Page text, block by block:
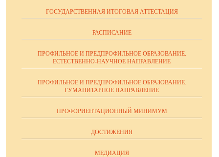
ГОСУДАРСТВЕННАЯ ИТОГОВАЯ АТТЕСТАЦИЯ
РАСПИСАНИЕ
ПРОФИЛЬНОЕ И ПРЕДПРОФИЛЬНОЕ ОБРАЗОВАНИЕ.
ЕСТЕСТВЕННО-НАУЧНОЕ НАПРАВЛЕНИЕ
ПРОФИЛЬНОЕ И ПРЕДПРОФИЛЬНОЕ ОБРАЗОВАНИЕ.
ГУМАНИТАРНОЕ НАПРАВЛЕНИЕ
ПРОФОРИЕНТАЦИОННЫЙ МИНИМУМ
ДОСТИЖЕНИЯ
МЕДИАЦИЯ